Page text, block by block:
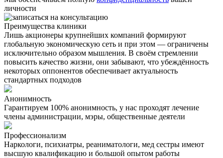
личности
Преимущества клиники
Лишь акционеры крупнейших компаний формируют
глобальную экономическую сеть и при этом — ограничены
исключительно образом мышления. В своём стремлении
повысить качество жизни, они забывают, что убеждённость
некоторых оппонентов обеспечивает актуальность
стандартных подходов
Анонимность
Гарантируем 100% анонимность, у нас проходят лечение
члены администрации, мэры, общественные деятели
Профессионализм
Наркологи, психиатры, реаниматологи, мед сестры имеют
высшую квалификацию и большой опытом работы